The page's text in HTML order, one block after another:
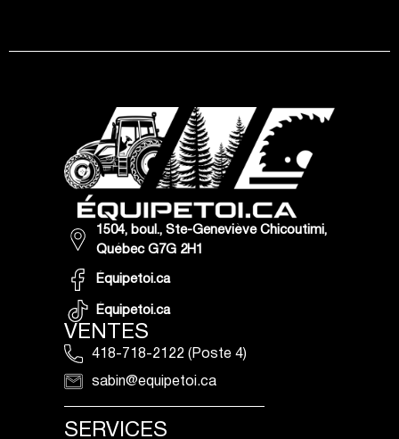
1504, boul., Ste-Geneviève Chicoutimi,
Québec G7G 2H1
Équipetoi.ca
Équipetoi.ca
VENTES
418-718-2122 (Poste 4)
sabin@equipetoi.ca
SERVICES